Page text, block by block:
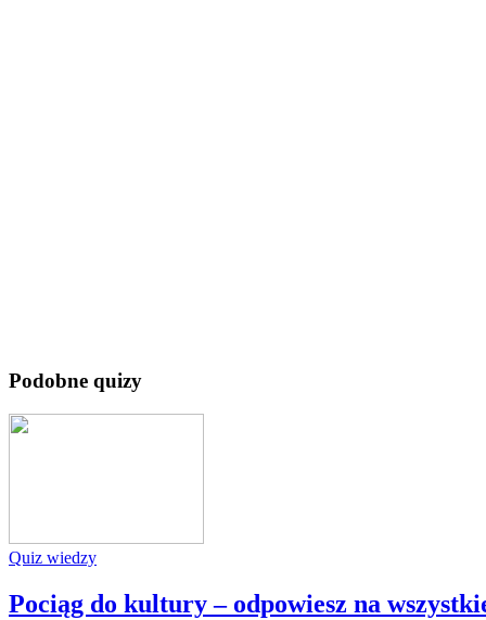
Podobne quizy
Quiz wiedzy
Pociąg do kultury – odpowiesz na